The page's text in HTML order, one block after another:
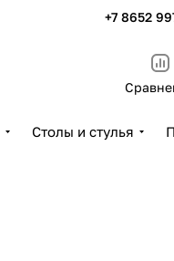
+7 8652
Столы и стулья